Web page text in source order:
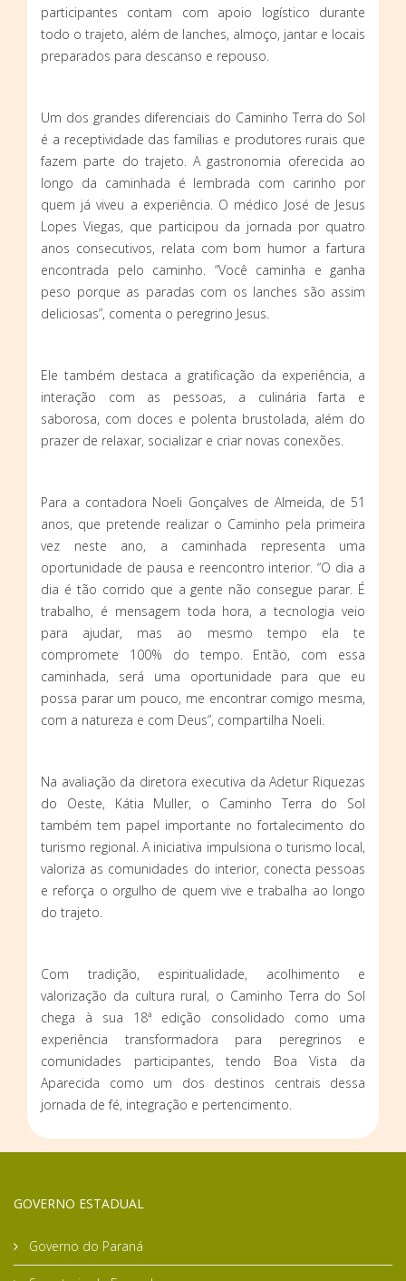
participantes contam com apoio logístico durante
todo o trajeto, além de lanches, almoço, jantar e locais
preparados para descanso e repouso.
Um dos grandes diferenciais do Caminho Terra do Sol
é a receptividade das famílias e produtores rurais que
fazem parte do trajeto. A gastronomia oferecida ao
longo da caminhada é lembrada com carinho por
quem já viveu a experiência. O médico José de Jesus
Lopes Viegas, que participou da jornada por quatro
anos consecutivos, relata com bom humor a fartura
encontrada pelo caminho. “Você caminha e ganha
peso porque as paradas com os lanches são assim
deliciosas”, comenta o peregrino Jesus.
Ele também destaca a gratificação da experiência, a
interação com as pessoas, a culinária farta e
saborosa, com doces e polenta brustolada, além do
prazer de relaxar, socializar e criar novas conexões.
Para a contadora Noeli Gonçalves de Almeida, de 51
anos, que pretende realizar o Caminho pela primeira
vez neste ano, a caminhada representa uma
oportunidade de pausa e reencontro interior. “O dia a
dia é tão corrido que a gente não consegue parar. É
trabalho, é mensagem toda hora, a tecnologia veio
para ajudar, mas ao mesmo tempo ela te
compromete 100% do tempo. Então, com essa
caminhada, será uma oportunidade para que eu
possa parar um pouco, me encontrar comigo mesma,
com a natureza e com Deus”, compartilha Noeli.
Na avaliação da diretora executiva da Adetur Riquezas
do Oeste, Kátia Muller, o Caminho Terra do Sol
também tem papel importante no fortalecimento do
turismo regional. A iniciativa impulsiona o turismo local,
valoriza as comunidades do interior, conecta pessoas
e reforça o orgulho de quem vive e trabalha ao longo
do trajeto.
Com tradição, espiritualidade, acolhimento e
valorização da cultura rural, o Caminho Terra do Sol
chega à sua 18ª edição consolidado como uma
experiência transformadora para peregrinos e
comunidades participantes, tendo Boa Vista da
Aparecida como um dos destinos centrais dessa
jornada de fé, integração e pertencimento.
GOVERNO ESTADUAL
Governo do Paraná